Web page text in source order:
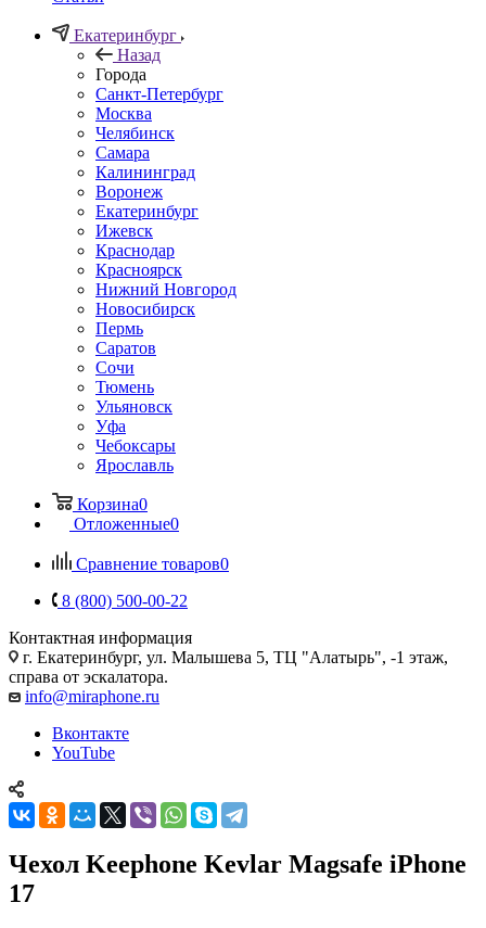
Екатеринбург
Назад
Города
Санкт-Петербург
Москва
Челябинск
Самара
Калининград
Воронеж
Екатеринбург
Ижевск
Краснодар
Красноярск
Нижний Новгород
Новосибирск
Пермь
Саратов
Сочи
Тюмень
Ульяновск
Уфа
Чебоксары
Ярославль
Корзина0
Отложенные0
Сравнение товаров0
8 (800) 500-00-22
Контактная информация
г. Екатеринбург, ул. Малышева 5, ТЦ "Алатырь", -1 этаж,
справа от эскалатора.
info@miraphone.ru
Вконтакте
YouTube
Чехол Keephone Kevlar Magsafe iPhone
17